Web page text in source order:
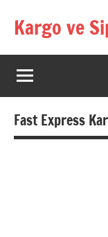
Kargo ve
Kargo
Takip
Rehberi
Fast Express